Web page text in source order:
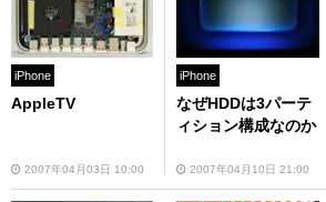
iPhone
AppleTV
2007年04月03日 10:00
iPhone
なぜHDDは3パーテ
ィション構成なのか
2007年04月10日 21:00